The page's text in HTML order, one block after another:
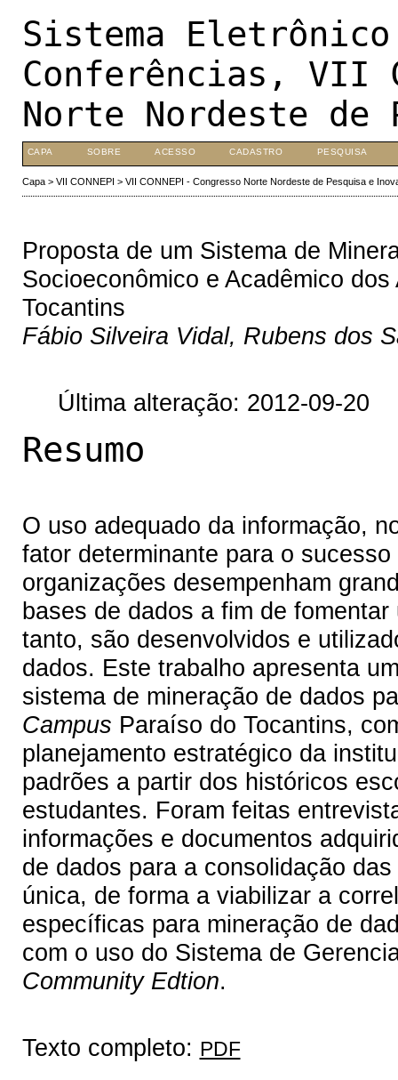
Sistema
Conferências, VII
Norte Nordeste de
CAPA SOBRE ACESSO CADASTRO PESQUISA
Capa> VII CONNEPI > VII CONNEPI - Congresso Norte Nordeste de Pesquisa e
Proposta de um Sistema de
Socioeconômico e Acadêmico
Tocantins
Fábio Silveira Vidal, Rubens dos
Última alteração: 2012-09-20
Resumo
O uso adequado da informação,
fator determinante para o
organizações desempenham
bases de dados a fim de
tanto, são desenvolvidos e
dados. Este trabalho apresenta
sistema de mineração de dados
Campus Paraíso do Tocantins,
planejamento estratégico da
padrões a partir dos históricos
estudantes. Foram feitas
informações e documentos
de dados para a consolidação
única, de forma a viabilizar a
específicas para mineração de
com o uso do Sistema de
Community Edtion.
Texto completo: PDF